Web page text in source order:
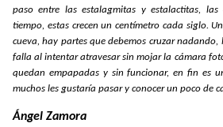
paso entre las estalagmitas y estalactitas,
tiempo, estas crecen un centímetro cada siglo.
cueva, hay partes que debemos cruzar
falla al intentar atravesar sin mojar la cámara
quedan empapadas y sin funcionar, en fin es
muchos les gustaría pasar y conocer un poco de
Ángel Zamora